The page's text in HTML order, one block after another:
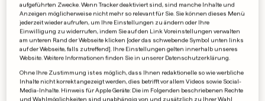
21 22 23 24 25 26 27 28 29
30
aufgeführten Zwecke. Wenn Tracker deaktiviert sind, sind manche Inhalte und
Anzeigen möglicherweise nicht mehr so relevant für Sie. Sie können dieses Menü
jederzeit wieder aufrufen, um Ihre Einstellungen zu ändern oder Ihre
Einwilligung zu widerrufen, indem Sie auf den Link Voreinstellungen verwalten
am unteren Rand der Webseite klicken [oder das schwebende Symbol unten links
auf der Webseite, falls zutreffend]. Ihre Einstellungen gelten innerhalb unseres
Website. Weitere Informationen finden Sie in unserer Datenschutzerklärung.
Ohne Ihre Zustimmung ist es möglich, dass Ihnen redaktionelle so wie werbliche
Inhalte nicht korrekt angezeigt werden, dies betrifft vor allem Videos sowie Social-
Media-Inhalte. Hinweis für Apple Geräte: Die im Folgenden beschriebenen Rechte
und Wahlmöglichkeiten sind unabhängig von und zusätzlich zu Ihrer Wahl